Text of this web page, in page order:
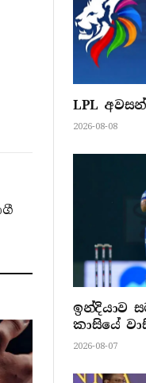
LPL
2026-08-08
ඉන්දියාව
කාසියේ
2026-08-07